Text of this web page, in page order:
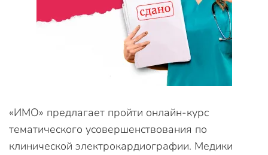
«ИМО» предлагает пройти онлайн-курс
тематического усовершенствования по
клинической электрокардиографии. Медики